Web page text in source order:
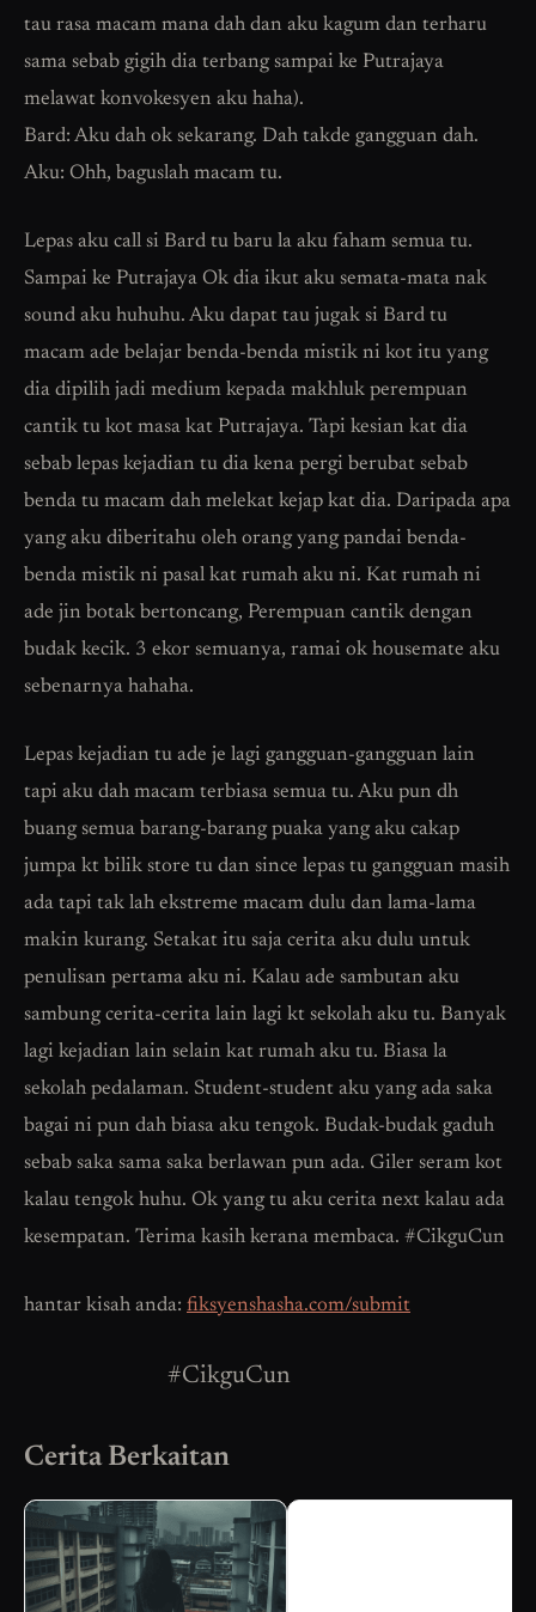
tau rasa macam mana dah dan aku kagum dan terharu
sama sebab gigih dia terbang sampai ke Putrajaya
melawat konvokesyen aku haha).
Bard: Aku dah ok sekarang. Dah takde gangguan dah.
Aku: Ohh, baguslah macam tu.
Lepas aku call si Bard tu baru la aku faham semua tu.
Sampai ke Putrajaya Ok dia ikut aku semata-mata nak
sound aku huhuhu. Aku dapat tau jugak si Bard tu
macam ade belajar benda-benda mistik ni kot itu yang
dia dipilih jadi medium kepada makhluk perempuan
cantik tu kot masa kat Putrajaya. Tapi kesian kat dia
sebab lepas kejadian tu dia kena pergi berubat sebab
benda tu macam dah melekat kejap kat dia. Daripada apa
yang aku diberitahu oleh orang yang pandai benda-
benda mistik ni pasal kat rumah aku ni. Kat rumah ni
ade jin botak bertoncang, Perempuan cantik dengan
budak kecik. 3 ekor semuanya, ramai ok housemate aku
sebenarnya hahaha.
Lepas kejadian tu ade je lagi gangguan-gangguan lain
tapi aku dah macam terbiasa semua tu. Aku pun dh
buang semua barang-barang puaka yang aku cakap
jumpa kt bilik store tu dan since lepas tu gangguan masih
ada tapi tak lah ekstreme macam dulu dan lama-lama
makin kurang. Setakat itu saja cerita aku dulu untuk
penulisan pertama aku ni. Kalau ade sambutan aku
sambung cerita-cerita lain lagi kt sekolah aku tu. Banyak
lagi kejadian lain selain kat rumah aku tu. Biasa la
sekolah pedalaman. Student-student aku yang ada saka
bagai ni pun dah biasa aku tengok. Budak-budak gaduh
sebab saka sama saka berlawan pun ada. Giler seram kot
kalau tengok huhu. Ok yang tu aku cerita next kalau ada
kesempatan. Terima kasih kerana membaca. #CikguCun
hantar kisah anda: fiksyenshasha.com/submit
#CikguCun
Cerita Berkaitan